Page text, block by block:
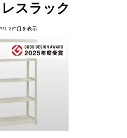
スラック
/1-2件目を表示